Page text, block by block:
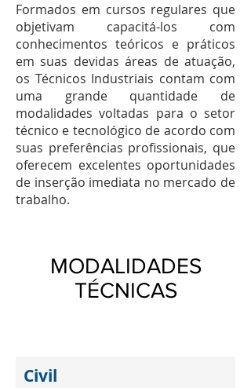
Formados em cursos regulares que
objetivam capacitá-los com
conhecimentos teóricos e práticos
em suas devidas áreas de atuação,
os Técnicos Industriais contam com
uma grande quantidade de
modalidades voltadas para o setor
técnico e tecnológico de acordo com
suas preferências profissionais, que
oferecem excelentes oportunidades
de inserção imediata no mercado de
trabalho.
MODALIDADES
TÉCNICAS
Civil